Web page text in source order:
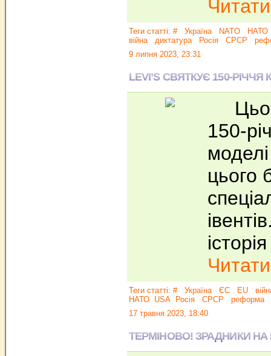
Теги статті: # Україна NATO
НАТО
війна
диктатура Росія СРСР
9 липня 2023, 23:31
LEVI’S СВЯТКУЄ 150-
150-
цього
Теги статті: # Україна ЄС EU
НАТО USA Росія СРСР
реформа
17 травня 2023, 18:40
ТЕРМІНОВО! ЗРАДНИКИ